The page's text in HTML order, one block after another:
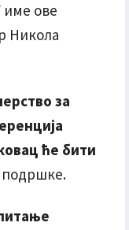
име ове
Никола
за
ће бити
подршке.